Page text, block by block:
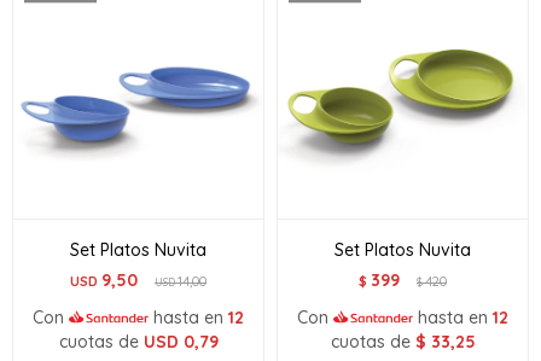
Set Platos Nuvita
USD 9,50 USD14,00
Con hasta en 12
cuotas de USD 0,79
Set Platos Nuvita
$ 399 $420
Con hasta en 12
cuotas de $ 33,25